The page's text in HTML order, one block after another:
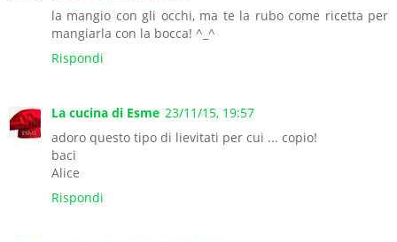
la mangio con gli occhi, ma te la rubo come ricetta per
mangiarla con la bocca! ^_^
Rispondi
La cucina di Esme 23/11/15, 19:57
adoro questo tipo di lievitati per cui ... copio!
baci
Alice
Rispondi